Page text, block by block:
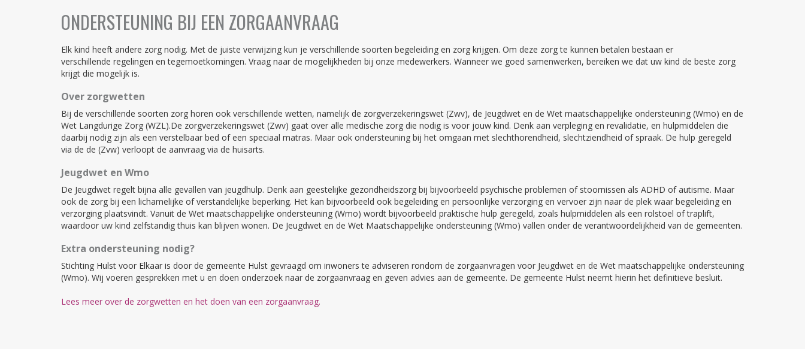
ONDERSTEUNING BIJ EEN ZORGAANVRAAG
Elk kind heeft andere zorg nodig. Met de juiste verwijzing kun je verschillende soorten begeleiding en zorg krijgen. Om deze zorg te kunnen betalen bestaan er
verschillende regelingen en tegemoetkomingen. Vraag naar de mogelijkheden bij onze medewerkers. Wanneer we goed samenwerken, bereiken we dat uw kind de beste zorg
krijgt die mogelijk is.
Over zorgwetten
Bij de verschillende soorten zorg horen ook verschillende wetten, namelijk de zorgverzekeringswet (Zwv), de Jeugdwet en de Wet maatschappelijke ondersteuning (Wmo) en de
Wet Langdurige Zorg (WZL).De zorgverzekeringswet (Zwv) gaat over alle medische zorg die nodig is voor jouw kind. Denk aan verpleging en revalidatie, en hulpmiddelen die
daarbij nodig zijn als een verstelbaar bed of een speciaal matras. Maar ook ondersteuning bij het omgaan met slechthorendheid, slechtziendheid of spraak. De hulp geregeld
via de de (Zvw) verloopt de aanvraag via de huisarts.
Jeugdwet en Wmo
De Jeugdwet regelt bijna alle gevallen van jeugdhulp. Denk aan geestelijke gezondheidszorg bij bijvoorbeeld psychische problemen of stoornissen als ADHD of autisme. Maar
ook de zorg bij een lichamelijke of verstandelijke beperking. Het kan bijvoorbeeld ook begeleiding en persoonlijke verzorging en vervoer zijn naar de plek waar begeleiding en
verzorging plaatsvindt. Vanuit de Wet maatschappelijke ondersteuning (Wmo) wordt bijvoorbeeld praktische hulp geregeld, zoals hulpmiddelen als een rolstoel of traplift,
waardoor uw kind zelfstandig thuis kan blijven wonen. De Jeugdwet en de Wet Maatschappelijke ondersteuning (Wmo) vallen onder de verantwoordelijkheid van de gemeenten.
Extra ondersteuning nodig?
Stichting Hulst voor Elkaar is door de gemeente Hulst gevraagd om inwoners te adviseren rondom de zorgaanvragen voor Jeugdwet en de Wet maatschappelijke ondersteuning
(Wmo). Wij voeren gesprekken met u en doen onderzoek naar de zorgaanvraag en geven advies aan de gemeente. De gemeente Hulst neemt hierin het definitieve besluit.
Lees meer over de zorgwetten en het doen van een zorgaanvraag.